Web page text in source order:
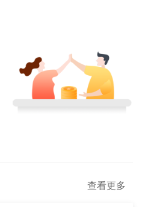
查看更多